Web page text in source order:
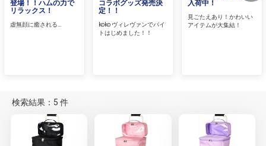
登場！！ハムの力で
リラックス！
虚無顔に癒される…
コラボグッズ発売決
定！！
koko ヴィレヴァンでバイ
トはじめました！！
入荷中！
見ごたえあり！かわいい
アイテムが大集結！
検索結果：5 件